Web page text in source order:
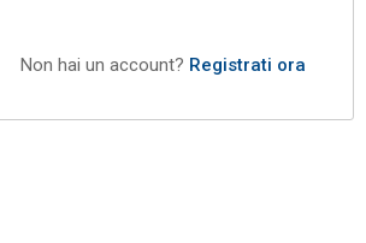
Non hai un account? Registrati ora